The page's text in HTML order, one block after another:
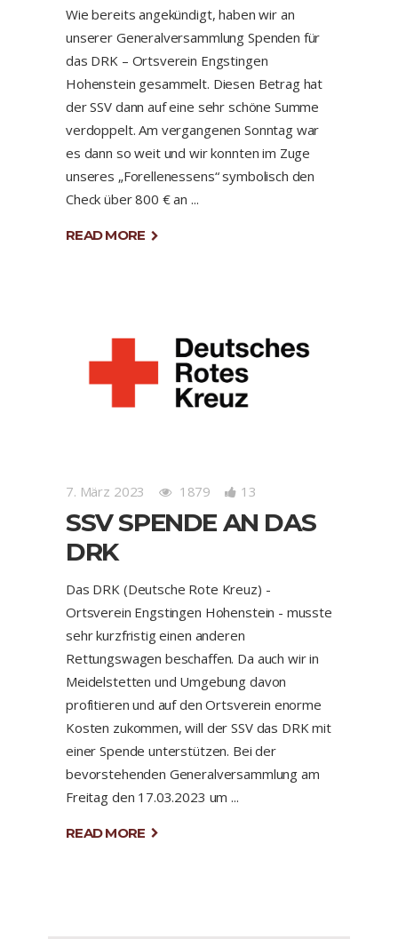
Wie bereits angekündigt, haben wir an
unserer Generalversammlung Spenden für
das DRK – Ortsverein Engstingen
Hohenstein gesammelt. Diesen Betrag hat
der SSV dann auf eine sehr schöne Summe
verdoppelt. Am vergangenen Sonntag war
es dann so weit und wir konnten im Zuge
unseres „Forellenessens“ symbolisch den
Check über 800 € an
READ MORE
7. März 2023 1879 13
SSV SPENDE AN DAS
DRK
Das DRK (Deutsche Rote Kreuz) -
Ortsverein Engstingen Hohenstein - musste
sehr kurzfristig einen anderen
Rettungswagen beschaffen. Da auch wir in
Meidelstetten und Umgebung davon
profitieren und auf den Ortsverein enorme
Kosten zukommen, will der SSV das DRK mit
einer Spende unterstützen. Bei der
bevorstehenden Generalversammlung am
Freitag den 17.03.2023 um
READ MORE